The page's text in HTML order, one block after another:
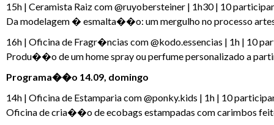
15h | Ceramista Raiz com @ruyobersteiner | 1h30 | 10
Da modelagem � esmalta��o: um mergulho no processo
16h | Oficina de Fragr�ncias com @kodo.essencias | 1h | 10
Produ��o de um home spray ou perfume personalizado a
Programa��o 14.09, domingo
14h | Oficina de Estamparia com @ponky.kids | 1h | 10
Oficina de cria��o de ecobags estampadas com carimbos